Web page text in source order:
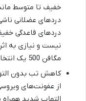
خفیف تا متوسط
دردهای عضلانی
دردهای قاعدگی
نیست و نیازی به
مگافن 500 یک انتخاب عالی است.
کاهش تب بدون
از عفونت‌های
التهاب شدید همراه